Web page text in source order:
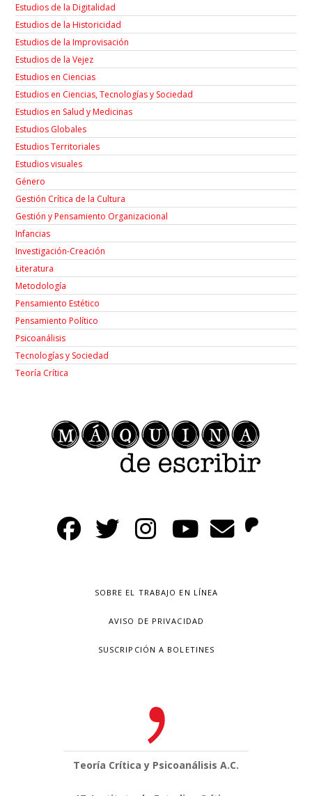
Estudios de la Digitalidad
Estudios de la Historicidad
Estudios de la Improvisación
Estudios de la Vejez
Estudios en Ciencias
Estudios en Ciencias, Tecnologías y Sociedad
Estudios en Salud y Medicinas
Estudios Globales
Estudios Territoriales
Estudios visuales
Género
Gestión Crítica de la Cultura
Gestión y Pensamiento Organizacional
Infancias
Investigación-Creación
Łiteratura
Metodología
Pensamiento Estético
Pensamiento Político
Psicoanálisis
Tecnologías y Sociedad
Teoría Crítica
SOBRE EL TRABAJO EN LÍNEA
AVISO DE PRIVACIDAD
SUSCRIPCIÓN A BOLETINES
Teoría Crítica y Psicoanálisis A.C.